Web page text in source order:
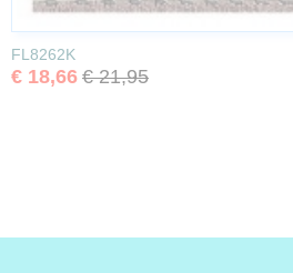
FL8262K
€ 18,66 € 21,95